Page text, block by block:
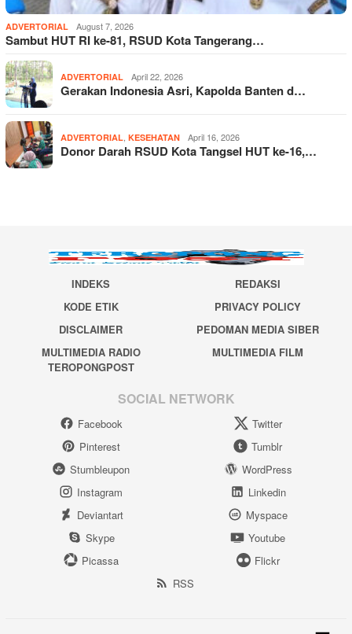
ADVERTORIAL August 7, 2026
Sambut HUT RI ke-81, RSUD Kota Tangerang…
ADVERTORIAL April 22, 2026
Gerakan Indonesia Asri, Kapolda Banten d…
ADVERTORIAL, KESEHATAN April 16, 2026
Donor Darah RSUD Kota Tangsel HUT ke-16,…
INDEKS
REDAKSI
KODE ETIK
PRIVACY POLICY
DISCLAIMER
PEDOMAN MEDIA SIBER
MULTIMEDIA RADIO
TEROPONGPOST
MULTIMEDIA FILM
SOCIAL NETWORK
Facebook
Twitter
Pinterest
Tumblr
Stumbleupon
WordPress
Instagram
Linkedin
Deviantart
Myspace
Skype
Youtube
Picassa
Flickr
RSS